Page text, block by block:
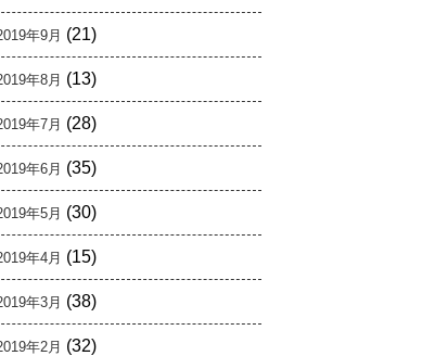
年9月 (21)
年8月 (13)
年7月 (28)
年6月 (35)
年5月 (30)
年4月 (15)
年3月 (38)
年2月 (32)